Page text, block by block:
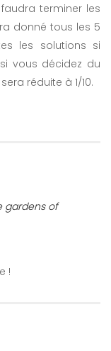
terminer les
donné tous les 5
les solutions si
vous décidez du
réduite à 1/10.
gardens of
!